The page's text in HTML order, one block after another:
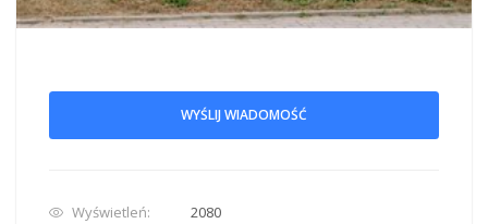
WYŚLIJ WIADOMOŚĆ
Wyświetleń:
2080